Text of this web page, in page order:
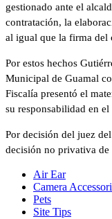
gestionado ante el
contratación, la
al igual que la firma del
Por estos hechos
Municipal de Guamal
Fiscalía presentó el
su responsabilidad en
Por decisión del juez
decisión no privativa de
Air Ear
Camera
Pets
Site Tips